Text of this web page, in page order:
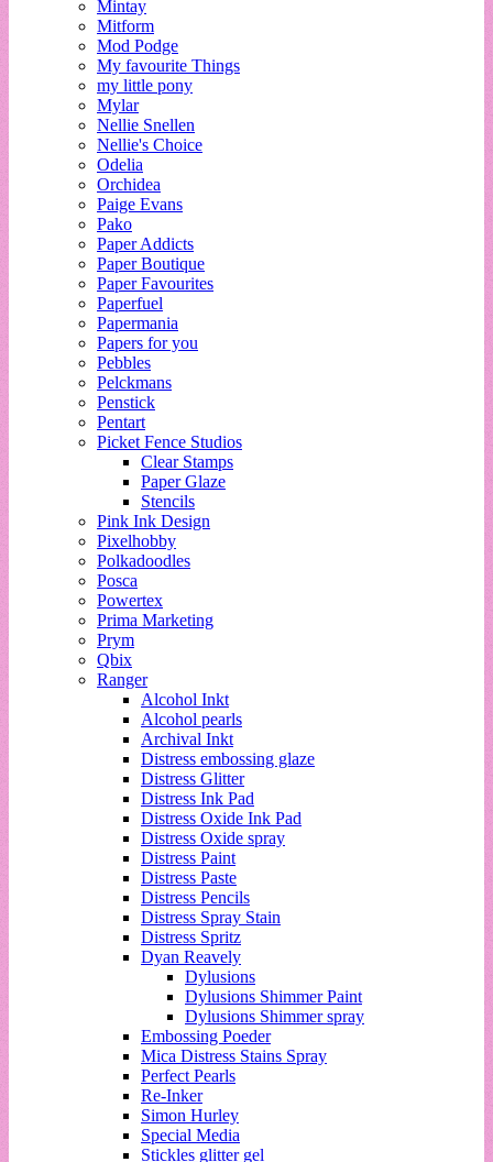
Mintay
Mitform
Mod Podge
My favourite Things
my little pony
Mylar
Nellie Snellen
Nellie's Choice
Odelia
Orchidea
Paige Evans
Pako
Paper Addicts
Paper Boutique
Paper Favourites
Paperfuel
Papermania
Papers for you
Pebbles
Pelckmans
Penstick
Pentart
Picket Fence Studios
Clear Stamps
Paper Glaze
Stencils
Pink Ink Design
Pixelhobby
Polkadoodles
Posca
Powertex
Prima Marketing
Prym
Qbix
Ranger
Alcohol Inkt
Alcohol pearls
Archival Inkt
Distress embossing glaze
Distress Glitter
Distress Ink Pad
Distress Oxide Ink Pad
Distress Oxide spray
Distress Paint
Distress Paste
Distress Pencils
Distress Spray Stain
Distress Spritz
Dyan Reavely
Dylusions
Dylusions Shimmer Paint
Dylusions Shimmer spray
Embossing Poeder
Mica Distress Stains Spray
Perfect Pearls
Re-Inker
Simon Hurley
Special Media
Stickles glitter gel